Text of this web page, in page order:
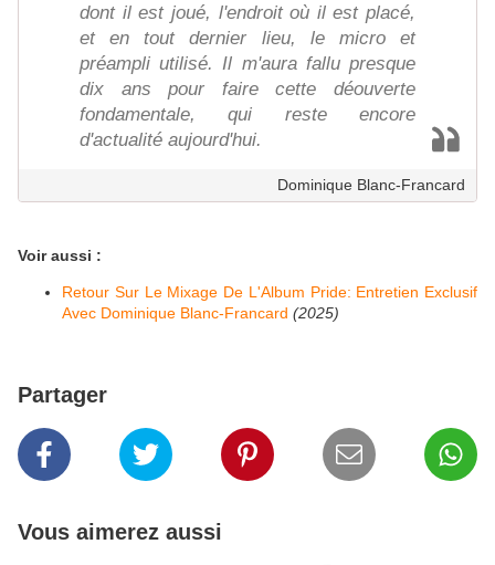
dont il est joué, l'endroit où il est placé,
et en tout dernier lieu, le micro et
préampli utilisé. Il m'aura fallu presque
dix ans pour faire cette déouverte
fondamentale, qui reste encore
d'actualité aujourd'hui.
Dominique Blanc-Francard
Voir aussi :
Retour Sur Le Mixage De L'Album Pride: Entretien Exclusif
Avec Dominique Blanc-Francard (2025)
Partager
Vous aimerez aussi